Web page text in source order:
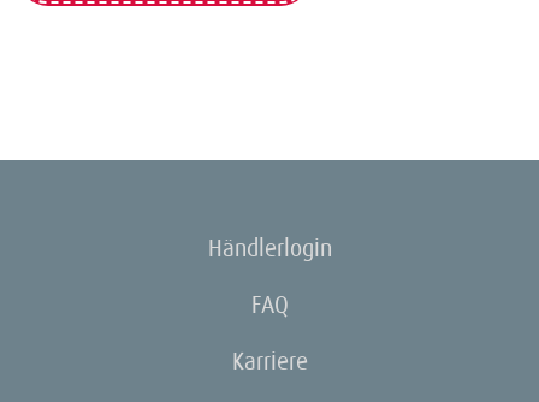
Händlerlogin
FAQ
Karriere